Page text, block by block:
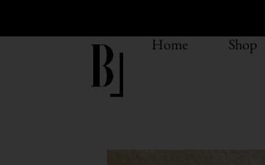
Home Shop